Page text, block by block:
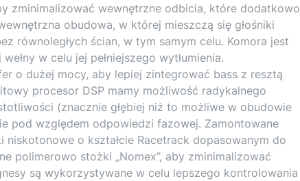
zminimalizować wewnętrzne odbicia, które dodatkowo
obudowa, w której mieszczą się głośniki
równoległych ścian, w tym samym celu. Komora jest
w celu jej pełniejszego wytłumienia.
o dużej mocy, aby lepiej zintegrować bass z resztą
procesor DSP mamy możliwość radykalnego
(znacznie głębiej niż to możliwe w obudowie
pod względem odpowiedzi fazowej. Zamontowane
o kształcie Racetrack dopasowanym do
polimerowo stożki „Nomex”, aby zminimalizować
są wykorzystywane w celu lepszego kontrolowania